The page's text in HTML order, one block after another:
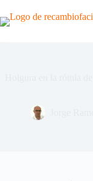
al
contenido